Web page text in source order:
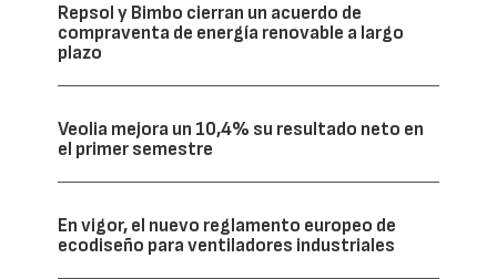
Repsol y Bimbo cierran un acuerdo de
compraventa de energía renovable a largo
plazo
Veolia mejora un 10,4% su resultado neto en
el primer semestre
En vigor, el nuevo reglamento europeo de
ecodiseño para ventiladores industriales